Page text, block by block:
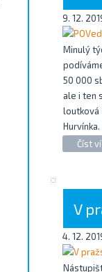
9. 12.
Minulý
50 000
ale i ten
loutková
Číst
V
4. 12.